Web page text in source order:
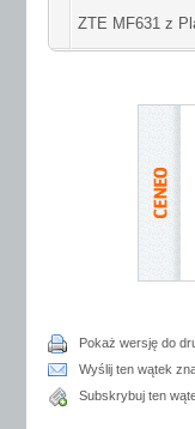
ZTE MF631 z
Pokaż wersję do
Wyślij ten wątek
Subskrybuj ten